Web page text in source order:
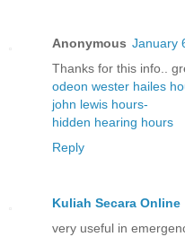
Anonymous January
Thanks for this info..
odeon wester hailes
john lewis hours-
hidden hearing hours
Reply
Kuliah Secara Online
very useful in